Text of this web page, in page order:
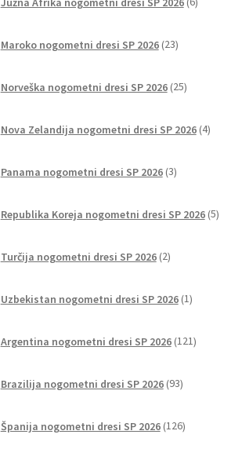
izdelkov
Maroko nogometni dresi SP 2026 23izdelkov
Norveška nogometni dresi SP 2026 25izdelkov
Nova Zelandija nogometni dresi SP 2026 4izdelki
Panama nogometni dresi SP 2026 3izdelki
Republika Koreja nogometni dresi SP 2026 5
Turčija nogometni dresi SP 2026 2izdelka
Uzbekistan nogometni dresi SP 2026 1izdelek
Argentina nogometni dresi SP 2026 121izdelkov
Brazilija nogometni dresi SP 2026 93izdelkov
Španija nogometni dresi SP 2026 126izdelkov